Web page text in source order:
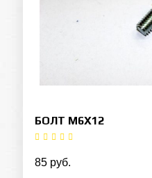
БОЛТ M6Х12
85 руб.